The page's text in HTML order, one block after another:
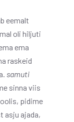
eemalt
oli hiljuti
ema
raskeid
samuti
sinna viis
pidime
asju ajada,